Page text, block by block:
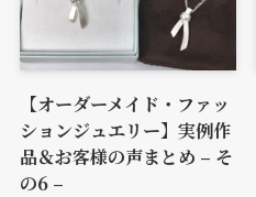
【オーダーメイド・ファッ
ションジュエリー】実例作
品＆お客様の声まとめ – そ
の6 –